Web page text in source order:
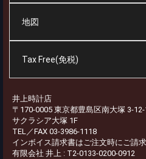
地図
Tax Free(免税)
井上時計店
〒170-0005 東京都豊島区南大塚 3-
サクラシア大塚 1F
TEL／FAX 03-3986-1118
インボイス請求書はご注文時にご請
有限会社 井上 : T2-0133-0200-0912